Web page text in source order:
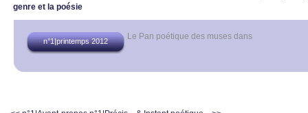
genre et la poésie
Le Pan poétique des muses dans
n°1|printemps 2012